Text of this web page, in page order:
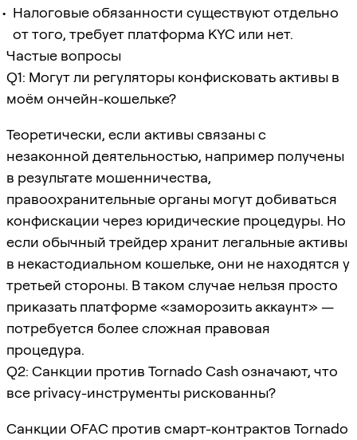
Налоговые обязанности существуют отдельно
от того, требует платформа KYC или нет.
Частые вопросы
Q1: Могут ли регуляторы конфисковать активы в
моём ончейн-кошельке?
Теоретически, если активы связаны с
незаконной деятельностью, например получены
в результате мошенничества,
правоохранительные органы могут добиваться
конфискации через юридические процедуры. Но
если обычный трейдер хранит легальные активы
в некастодиальном кошельке, они не находятся у
третьей стороны. В таком случае нельзя просто
приказать платформе «заморозить аккаунт» —
потребуется более сложная правовая
процедура.
Q2: Санкции против Tornado Cash означают, что
все privacy-инструменты рискованны?
Санкции OFAC против смарт-контрактов Tornado